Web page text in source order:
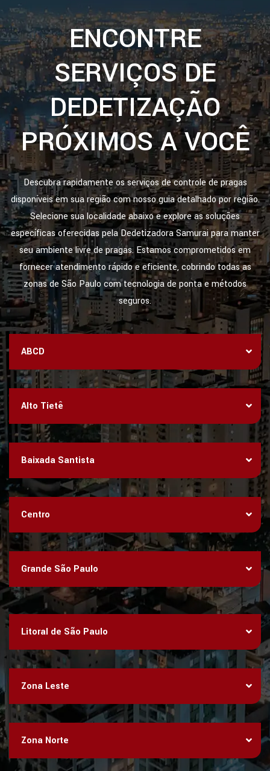
ENCONTRE
SERVIÇOS DE
DEDETIZAÇÃO
PRÓXIMOS A VOCÊ
Descubra rapidamente os serviços de controle de pragas
disponíveis em sua região com nosso guia detalhado por região.
Selecione sua localidade abaixo e explore as soluções
específicas oferecidas pela Dedetizadora Samurai para manter
seu ambiente livre de pragas. Estamos comprometidos em
fornecer atendimento rápido e eficiente, cobrindo todas as
zonas de São Paulo com tecnologia de ponta e métodos
seguros.
ABCD
Alto Tietê
Baixada Santista
Centro
Grande São Paulo
Litoral de São Paulo
Zona Leste
Zona Norte